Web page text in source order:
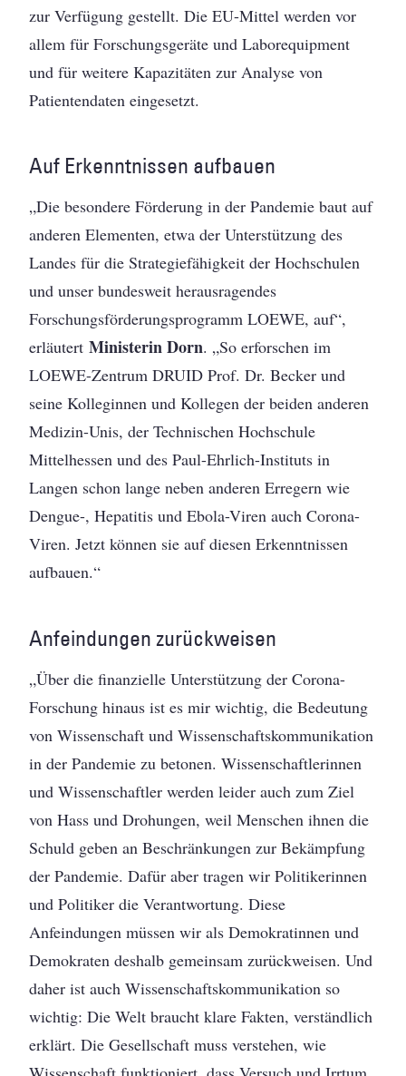
zur Verfügung gestellt. Die EU-Mittel werden vor
allem für Forschungsgeräte und Laborequipment
und für weitere Kapazitäten zur Analyse von
Patientendaten eingesetzt.
Auf Erkenntnissen aufbauen
„Die besondere Förderung in der Pandemie baut auf
anderen Elementen, etwa der Unterstützung des
Landes für die Strategiefähigkeit der Hochschulen
und unser bundesweit herausragendes
Forschungsförderungsprogramm LOEWE, auf“,
erläutertMinisterin Dorn. „So erforschen im
LOEWE-Zentrum DRUID Prof. Dr. Becker und
seine Kolleginnen und Kollegen der beiden anderen
Medizin-Unis, der Technischen Hochschule
Mittelhessen und des Paul-Ehrlich-Instituts in
Langen schon lange neben anderen Erregern wie
Dengue-, Hepatitis und Ebola-Viren auch Corona-
Viren. Jetzt können sie auf diesen Erkenntnissen
aufbauen.“
Anfeindungen zurückweisen
„Über die finanzielle Unterstützung der Corona-
Forschung hinaus ist es mir wichtig, die Bedeutung
von Wissenschaft und Wissenschaftskommunikation
in der Pandemie zu betonen. Wissenschaftlerinnen
und Wissenschaftler werden leider auch zum Ziel
von Hass und Drohungen, weil Menschen ihnen die
Schuld geben an Beschränkungen zur Bekämpfung
der Pandemie. Dafür aber tragen wir Politikerinnen
und Politiker die Verantwortung. Diese
Anfeindungen müssen wir als Demokratinnen und
Demokraten deshalb gemeinsam zurückweisen. Und
daher ist auch Wissenschaftskommunikation so
wichtig: Die Welt braucht klare Fakten, verständlich
erklärt. Die Gesellschaft muss verstehen, wie